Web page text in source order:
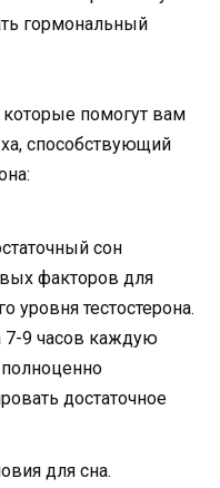
гормональный
помогут вам
способствующий
сон
факторов для
уровня тестостерона.
7-9 часов каждую
достаточное
для сна.